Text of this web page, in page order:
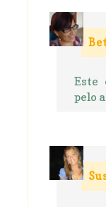
Este
pelo